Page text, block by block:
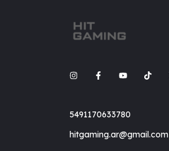
5491170633780
hitgaming.ar@gmail.com